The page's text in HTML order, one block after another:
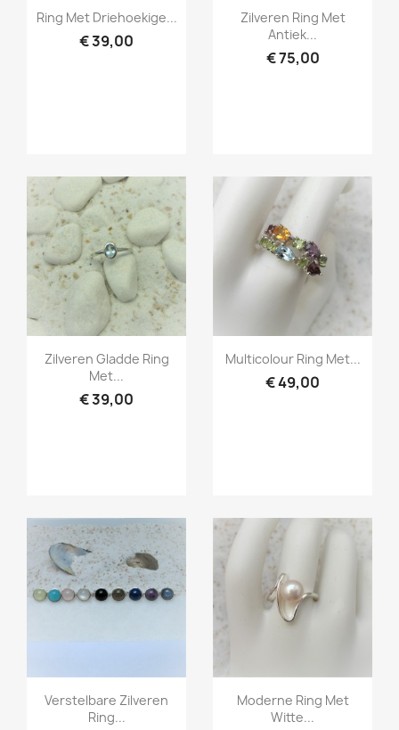
Snel bekijken
Ring Met Driehoekige...
€ 39,00
Snel bekijken
Zilveren Ring Met
Antiek...
€ 75,00
Snel bekijken
Zilveren Gladde Ring
Met...
€ 39,00
Snel bekijken
Multicolour Ring Met...
€ 49,00
Snel bekijken
Verstelbare Zilveren
Ring...
Snel bekijken
Moderne Ring Met
Witte...